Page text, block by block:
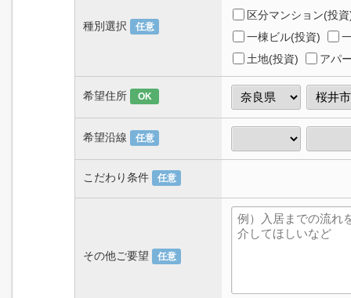
種別選択 任意
区分マンション(投
一棟ビル(投資)
土地(投資)
アパ
希望住所 OK
希望沿線 任意
こだわり条件 任意
その他ご要望 任意